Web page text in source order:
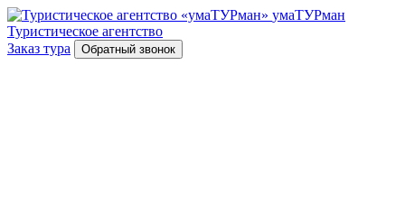
умаТУРман
Туристическое агентство
Заказ тура
Обратный звонок